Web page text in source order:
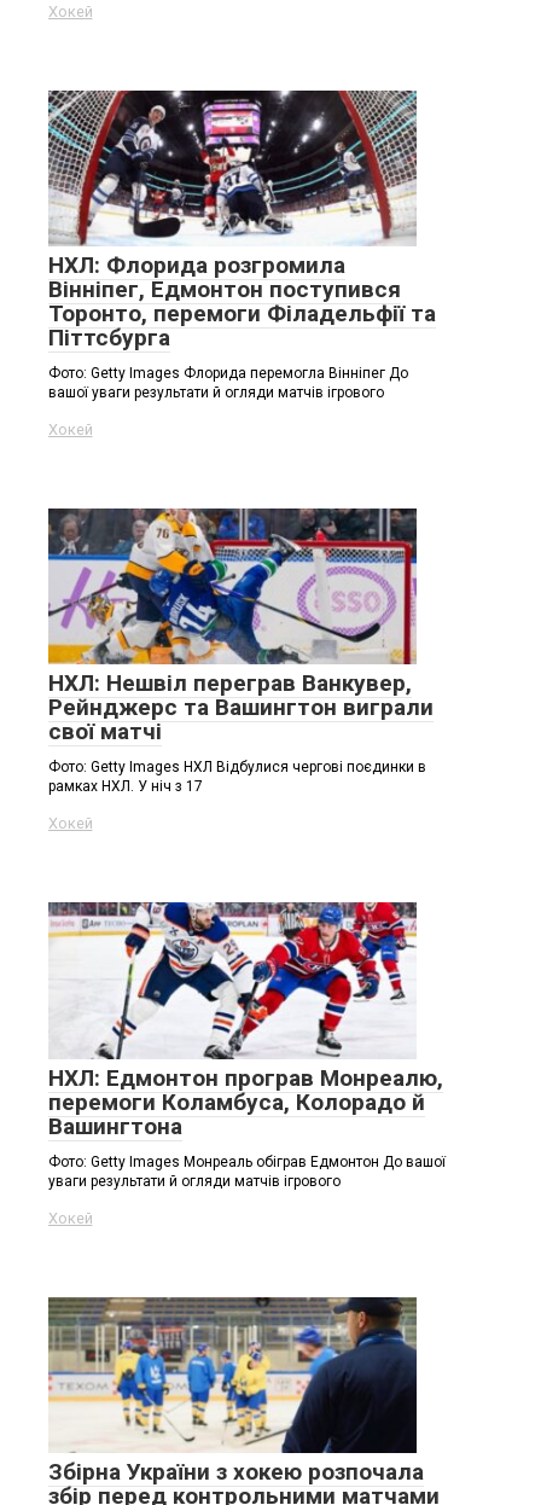
Хокей
НХЛ: Флорида розгромила
Вінніпег, Едмонтон поступився
Торонто, перемоги Філадельфії та
Піттсбурга
Фото: Getty Images Флорида перемогла Вінніпег До
вашої уваги результати й огляди матчів ігрового
Хокей
НХЛ: Нешвіл переграв Ванкувер,
Рейнджерс та Вашингтон виграли
свої матчі
Фото: Getty Images НХЛ Відбулися чергові поєдинки в
рамках НХЛ. У ніч з 17
Хокей
НХЛ: Едмонтон програв Монреалю,
перемоги Коламбуса, Колорадо й
Вашингтона
Фото: Getty Images Монреаль обіграв Едмонтон До вашої
уваги результати й огляди матчів ігрового
Хокей
Збірна України з хокею розпочала
збір перед контрольними матчами